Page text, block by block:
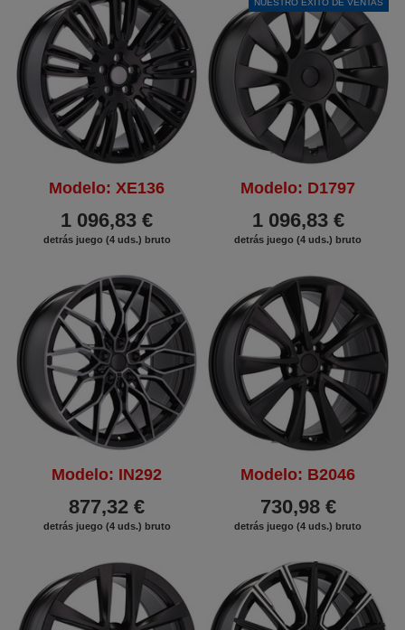
Modelo: XE136
1 096,83 €
detrás juego (4 uds.) bruto
NUESTRO ÉXITO DE VENTAS
Modelo: D1797
1 096,83 €
detrás juego (4 uds.) bruto
Modelo: IN292
877,32 €
detrás juego (4 uds.) bruto
Modelo: B2046
730,98 €
detrás juego (4 uds.) bruto